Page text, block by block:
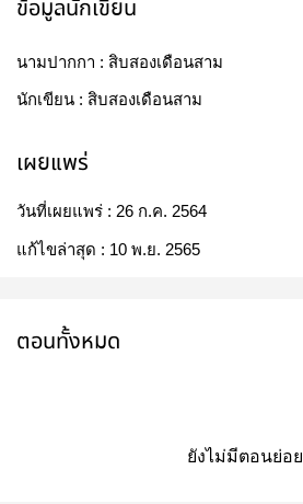
ข้อมูลนักเขียน
นามปากกา : สิบสองเดือนสาม
นักเขียน : สิบสองเดือนสาม
เผยแพร่
วันที่เผยแพร่ : 26 ก.ค. 2564
แก้ไขล่าสุด : 10 พ.ย. 2565
ตอนทั้งหมด
ยังไม่มีตอนย่อย